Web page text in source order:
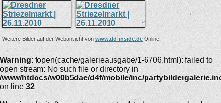
Weitere Bilder auf der Webansicht von www.dd-inside.de Online.
Warning: fopen(cache/galerieausgabe/1-6706.html): failed to
open stream: No such file or directory in
/www/htdocs/w00b5dae/d4f/mobile/inc/
on line 32